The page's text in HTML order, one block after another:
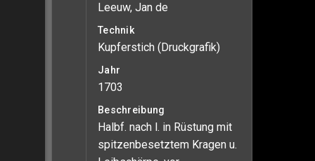
Leeuw, Jan de
Technik
Kupferstich (Druckgrafik)
Jahr
1703
Beschreibung
Halbf. nach l. in Rüstung mit
spitzenbesetztem Kragen u.